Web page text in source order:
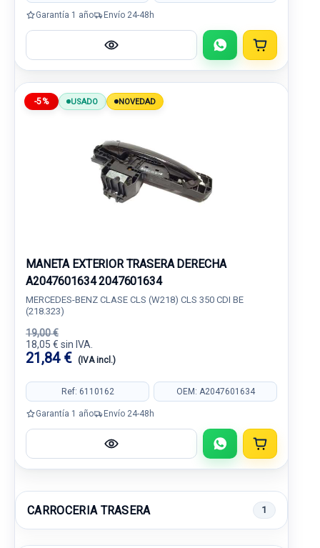
Garantía 1 año Envío 24-48h
-5% USADO NOVEDAD
MANETA EXTERIOR TRASERA DERECHA
A2047601634 2047601634
MERCEDES-BENZ CLASE CLS (W218) CLS 350 CDI BE
(218.323)
19,00 €
18,05 € sin IVA.
21,84 € (IVA incl.)
Ref: 6110162 OEM: A2047601634
Garantía 1 año Envío 24-48h
CARROCERIA TRASERA 1